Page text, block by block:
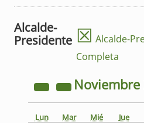
Alcalde-
Presidente ☒ Alcalde-
Completa
Noviembre
Lun Mar Mié Jue